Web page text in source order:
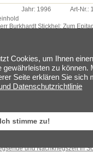
Cookies, um Ihnen einen
gewährleisten zu können.
Seite erklären Sie sich
Datenschutzrichtlinie
Ich stimme zu!
Jahr: 1996 Art-Nr.:
Burkhardt Stickhel: Zum
Reformen auf
Jahr:1996 Art-Nr.:
Jahr:1996 Art-Nr.:
und Nachkriegszeit in